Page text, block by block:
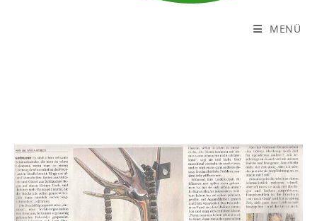
der Ukraine: Emmaus Oselya
MENÜ